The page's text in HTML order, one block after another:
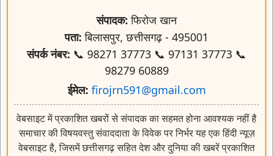
संपादक: फिरोज खान
पता: बिलासपुर, छत्तीसगढ़ - 495001
संपर्क नंबर: 📞 98271 37773 📞 97131 37773 📞
98279 60889
ईमेल: firojrn591@gmail.com
वेबसाइट में प्रकाशित खबरों से संपादक का सहमत होना आवश्यक नहीं है
समाचार की विषयवस्तु संवाददाता के विवेक पर निर्भर यह एक हिंदी न्यूज़
वेबसाइट है, जिसमें छत्तीसगढ़ सहित देश और दुनिया की खबरें प्रकाशित